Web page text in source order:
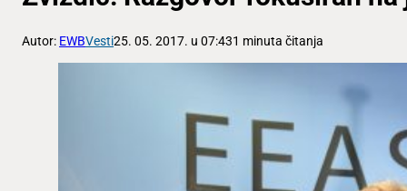
Autor: EWBVesti25. 05. 2017. u 07:431 minuta čitanja